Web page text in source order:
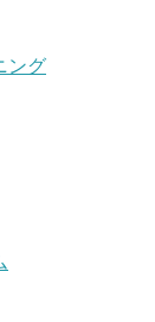
ング